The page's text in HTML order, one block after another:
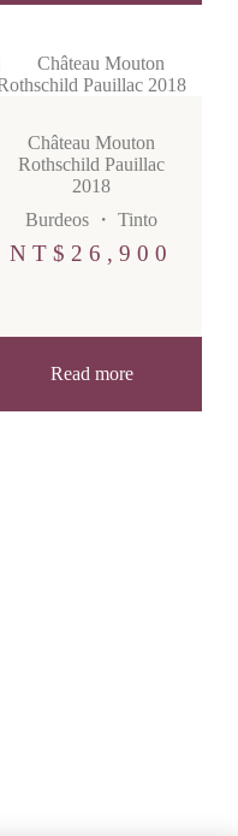
Château Mouton
Rothschild Pauillac
2018
Burdeos ・ Tinto
NT$ 26,900
Read more